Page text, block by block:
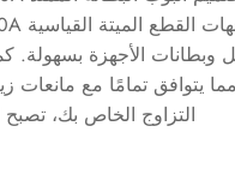
يتوافق تمامًا مع مانعات
التزاوج الخاص بك، تصبح